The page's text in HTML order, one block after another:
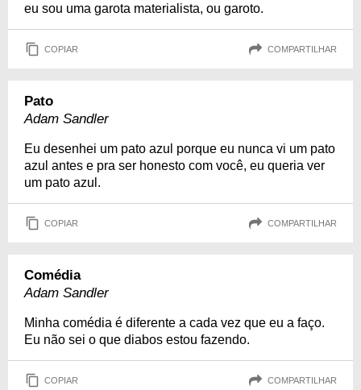
eu sou uma garota materialista, ou garoto.
COPIAR COMPARTILHAR
Pato
Adam Sandler
Eu desenhei um pato azul porque eu nunca vi um pato
azul antes e pra ser honesto com você, eu queria ver
um pato azul.
COPIAR COMPARTILHAR
Comédia
Adam Sandler
Minha comédia é diferente a cada vez que eu a faço.
Eu não sei o que diabos estou fazendo.
COPIAR COMPARTILHAR